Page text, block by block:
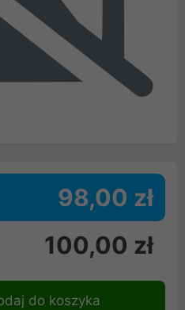
98,00 zł
100,00 zł
do koszyka